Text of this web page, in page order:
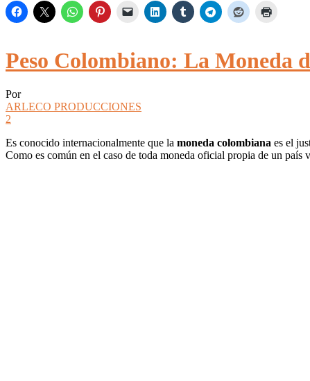
Peso Colombiano: La Moneda
Por
ARLECO PRODUCCIONES
2
Es conocido internacionalmente que la moneda colombiana es el
Como es común en el caso de toda moneda oficial propia de un país